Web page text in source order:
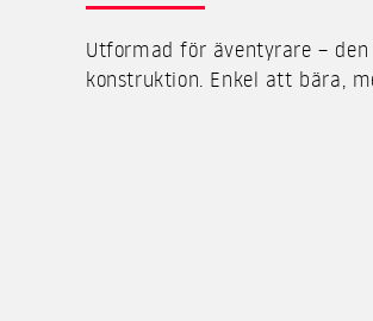
Utformad för äventyrare –
konstruktion. Enkel att bära,